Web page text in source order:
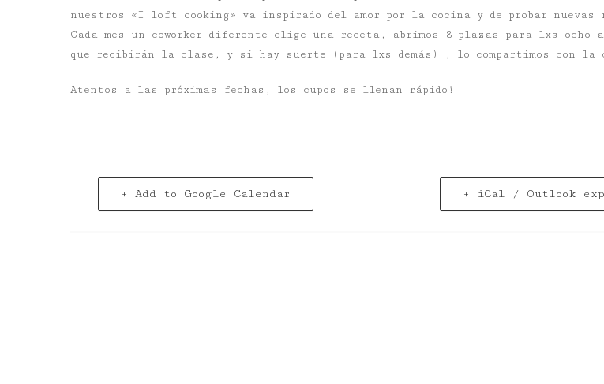
nuestros «I loft cooking» va inspirado del amor por la cocina y de probar nuevas
Cada mes un coworker diferente elige una receta, abrimos 8 plazas para lxs ocho
que recibirán la clase, y si hay suerte (para lxs demás) , lo compartimos con la
Atentos a las próximas fechas, los cupos se llenan rápido!
+ Add to Google Calendar + iCal / Outlook